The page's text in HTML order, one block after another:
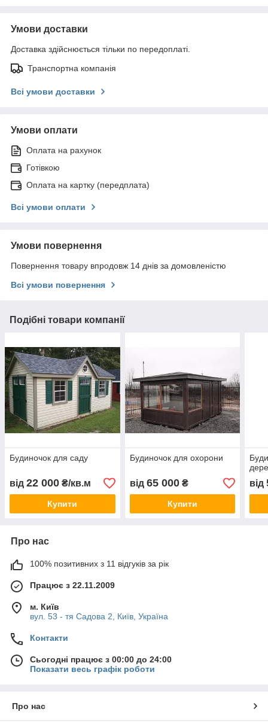
Умови доставки
Доставка здійснюється тільки по передоплаті.
Транспортна компанія
Всі умови доставки
Умови оплати
Оплата на рахунок
Готівкою
Оплата на картку (передплата)
Всі умови оплати
Умови повернення
Повернення товару впродовж 14 днів за домовленістю
Всі умови повернення
Подібні товари компанії
Будиночок для саду
від 22 000 ₴/кв.м
Купити
Будиночок для охорони
від 65 000₴
Купити
від
Про нас
100% позитивних з 11 відгуків за рік
Працює з 22.11.2009
м. Київ
вул. 53 - тя Садова 2, Київ, Україна
Контакти
Сьогодні працює з 00:00 до 24:00
Показати весь графік роботи
Про нас